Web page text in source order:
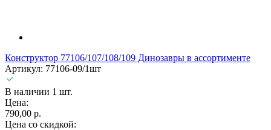
Конструктор 77106/107/108/109 Динозавры в ассортименте
Артикул: 77106-09/1шт
В наличии 1 шт.
Цена:
790,00 р.
Цена со скидкой: